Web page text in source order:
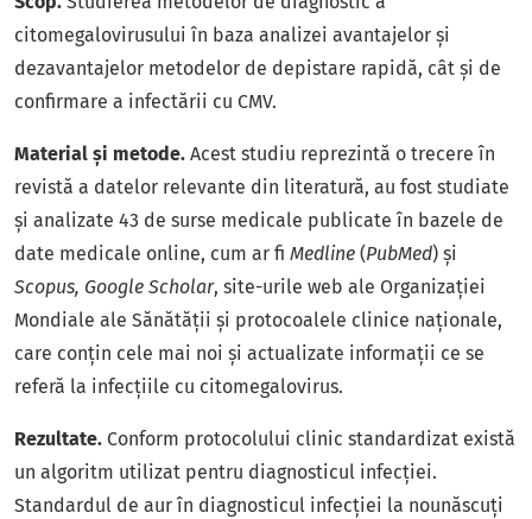
citomegalovirusului în baza analizei avantajelor și
dezavantajelor metodelor de depistare rapidă, cât și de
confirmare a infectării cu CMV.
Material și metode. Acest studiu reprezintă o trecere în
revistă a datelor relevante din literatură, au fost studiate
și analizate 43 de surse medicale publicate în bazele de
date medicale online, cum ar fi Medline (PubMed) și
Scopus, Google Scholar, site-urile web ale Organizației
Mondiale ale Sănătății și protocoalele clinice naționale,
care conțin cele mai noi și actualizate informații ce se
referă la infecțiile cu citomegalovirus.
Rezultate. Conform protocolului clinic standardizat există
un algoritm utilizat pentru diagnosticul infecției.
Standardul de aur în diagnosticul infecției la nounăscuți